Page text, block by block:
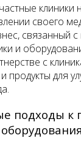
клиники
своего
связанный
и
с
продукты для
подходы к